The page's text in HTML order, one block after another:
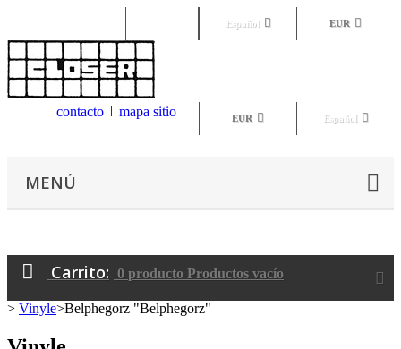
EUR
Español
Español
EUR
contacto mapa sitio
MENÚ
Carrito: 0 producto Productos vacío
> Vinyle>Belphegorz "Belphegorz"